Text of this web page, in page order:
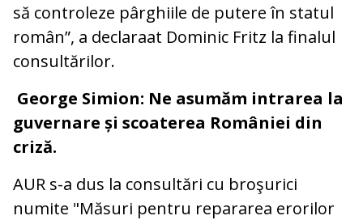
să controleze pârghiile de putere în statul
român”, a declaraat Dominic Fritz la finalul
consultărilor.
George Simion: Ne asumăm intrarea la
guvernare și scoaterea României din
criză.
AUR s-a dus la consultări cu broşurici
numite "Măsuri pentru repararea erorilor